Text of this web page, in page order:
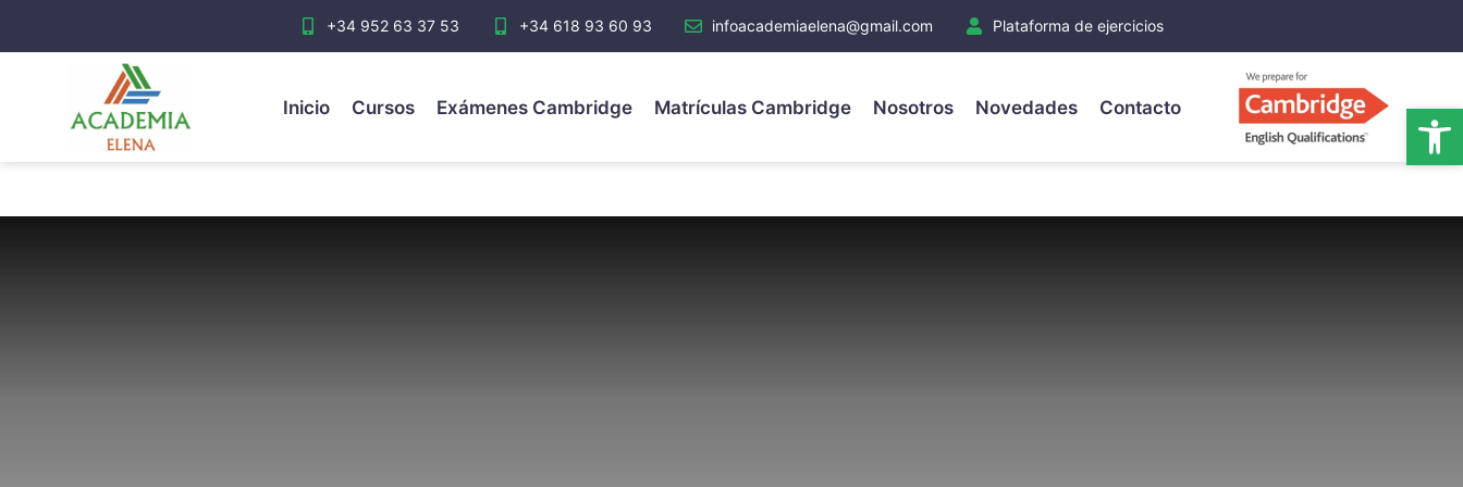
+34 952 63 37 53 +34 618 93 60 93 infoacademiaelena@gmail.com Plataforma de ejercicios
Inicio Cursos Exámenes Cambridge Matrículas Cambridge Nosotros Novedades Contacto